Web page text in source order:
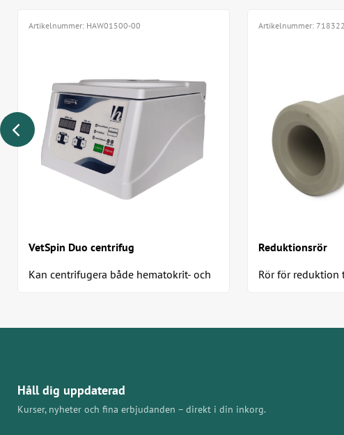
VetSpin Duo centrifug
Kan centrifugera både hematokrit- och
Artikelnummer: HAW01500-00
Reduktionsrör
Rör för reduktion
Artikelnummer: 718322
Håll dig uppdaterad
Kurser, nyheter och fina erbjudanden – direkt i din inkorg.